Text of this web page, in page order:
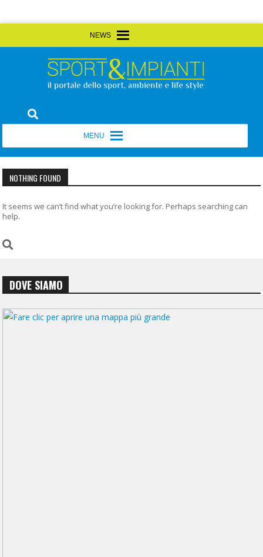
to
Sport&Impianti
NOTHING FOUND
It seems we can’t find what you’re looking for. Perhaps searching can
help.
DOVE SIAMO